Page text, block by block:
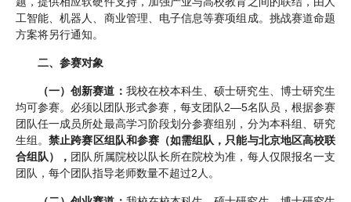
工智能、机器人、商业管理、电子信息等赛项组成。挑战赛道命题
方案将另行通知。
二、参赛对象
（一）创新赛道： 我校在校本科生、硕士研究生、博士研究生
均可参赛。必须以团队形式参赛，每支团队2—5名队员，根据参赛
团队任一成员所处最高学习阶段划分参赛组别，分为本科组、研究
生组。禁止跨赛区组队和参赛（如需组队，只能与北京地区高校联
合组队）， 团队所属院校以队长所在院校为准，每人仅限报名一支
团队，每个团队指导老师数量不超过2人。